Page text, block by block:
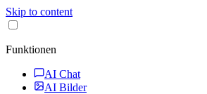
Skip to content
Funktionen
AI Chat
AI Bilder